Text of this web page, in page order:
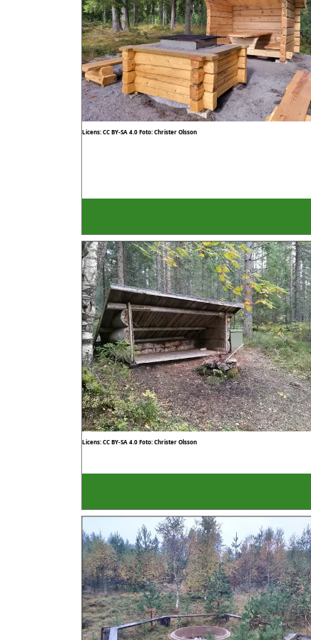
Licens: CC BY-SA 4.0Foto: Christer Olsson
Licens: CC BY-SA 4.0Foto: Christer Olsson